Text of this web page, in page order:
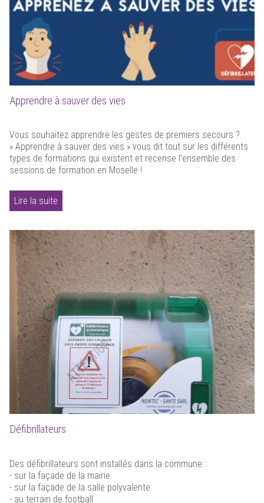
Apprendre à sauver des vies
Vous souhaitez apprendre les gestes de premiers secours ?
« Apprendre à sauver des vies » vous dit tout sur les différents
types de formations qui existent et recense l’ensemble des
sessions de formation en Moselle !
Lire la suite
Défibrillateurs
Des défibrillateurs sont installés dans la commune :
- sur la façade de la mairie
- sur la façade de la salle polyvalente
- au terrain de football